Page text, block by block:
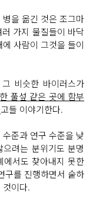
을 옮긴 것은 조그마
가지 물질들이 바닥
사람이 그것을 들이
비슷한 바이러스가
풀섶 같은 곳에 함부
고들 이야기한다.
준과 연구 수준을 낮
려는 분위기도 분명
에서도 찾아내지 못한
구를 진행하면서 숱하
이다.